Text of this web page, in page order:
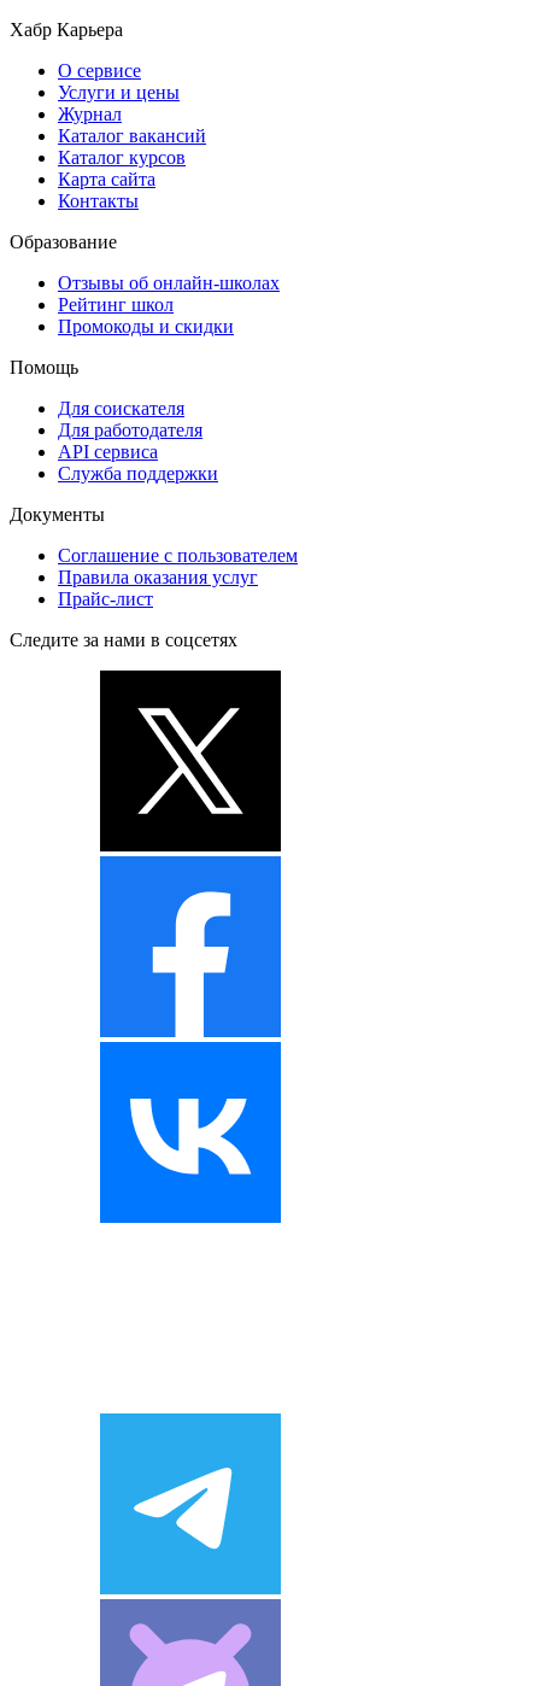
Хабр Карьера
О сервисе
Услуги и цены
Журнал
Каталог вакансий
Каталог курсов
Карта сайта
Контакты
Образование
Отзывы об онлайн-школах
Рейтинг школ
Промокоды и скидки
Помощь
Для соискателя
Для работодателя
API сервиса
Служба поддержки
Документы
Соглашение с пользователем
Правила оказания услуг
Прайс-лист
Следите за нами в соцсетях